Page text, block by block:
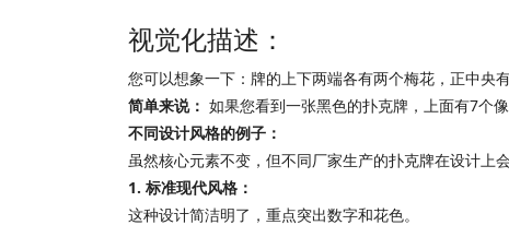
视觉化描述：
您可以想象一下：牌的上下两端各有两个梅花，正中央
简单来说： 如果您看到一张黑色的扑克牌，上面有7个
不同设计风格的例子：
虽然核心元素不变，但不同厂家生产的扑克牌在设计上
1. 标准现代风格：
这种设计简洁明了，重点突出数字和花色。